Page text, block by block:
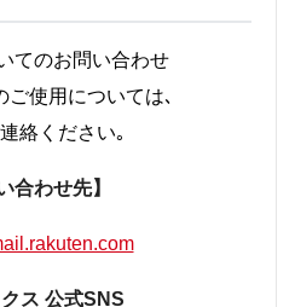
てのお問い合わせ
ご使用については､
絡ください｡
合わせ先】
ス 公式SNS